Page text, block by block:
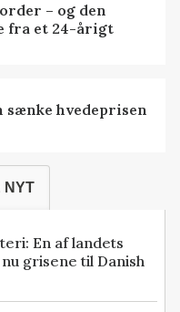
– og den
fra et 24-årigt
sænke hvedeprisen
NYT
En af landets
grisene til Danish